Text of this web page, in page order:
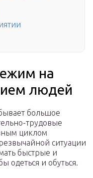
на
людей
большое
трудовые
циклом
ситуации
быстрые и
одеться и обуться.